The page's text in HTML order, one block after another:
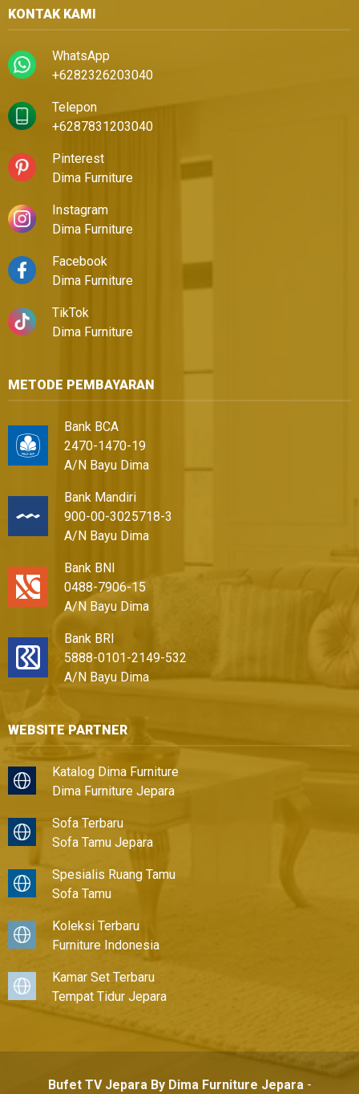
KONTAK KAMI
WhatsApp
+6282326203040
Telepon
+6287831203040
Pinterest
Dima Furniture
Instagram
Dima Furniture
Facebook
Dima Furniture
TikTok
Dima Furniture
METODE PEMBAYARAN
Bank BCA
2470-1470-19
A/N Bayu Dima
Bank Mandiri
900-00-3025718-3
A/N Bayu Dima
Bank BNI
0488-7906-15
A/N Bayu Dima
Bank BRI
5888-0101-2149-532
A/N Bayu Dima
WEBSITE PARTNER
Katalog Dima Furniture
Dima Furniture Jepara
Sofa Terbaru
Sofa Tamu Jepara
Spesialis Ruang Tamu
Sofa Tamu
Koleksi Terbaru
Furniture Indonesia
Kamar Set Terbaru
Tempat Tidur Jepara
Bufet TV Jepara By Dima Furniture Jepara-